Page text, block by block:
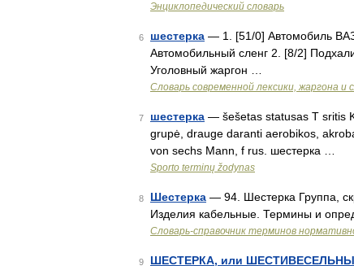
Энциклопедический словарь
6 шестерка — 1. [51/0] Автомобиль
Автомобильный сленг 2. [8/2]
Уголовный жаргон …
Cловарь современной лексики, жаргона и
7 шестерка — šešetas statusas T sritis
grupė, drauge daranti aerobikos,
von sechs Mann, f rus. шестерка …
Sporto terminų žodynas
8 Шестерка — 94. Шестерка Группа,
Изделия кабельные. Термины и
Словарь-справочник терминов
9 ШЕСТЕРКА, или